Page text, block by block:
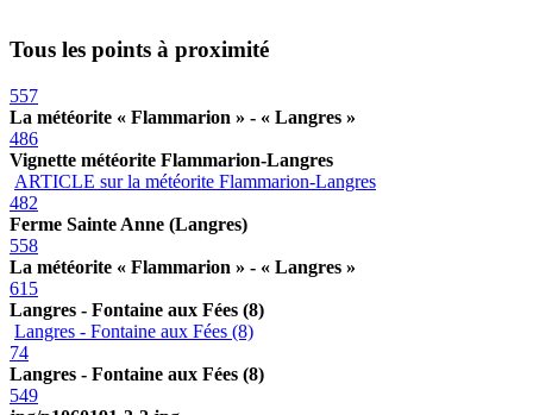
Tous les points à proximité
557
La météorite « Flammarion » - « Langres »
486
Vignette météorite Flammarion-Langres
ARTICLE sur la météorite Flammarion-Langres
482
Ferme Sainte Anne (Langres)
558
La météorite « Flammarion » - « Langres »
615
Langres - Fontaine aux Fées (8)
Langres - Fontaine aux Fées (8)
74
Langres - Fontaine aux Fées (8)
549